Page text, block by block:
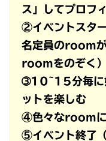
ス」してプロフ
②イベントスタ
名定員のroom
roomをのぞく）
➂10~15分毎に
ットを楽しむ
④色々なroomに
⑤イベント終了